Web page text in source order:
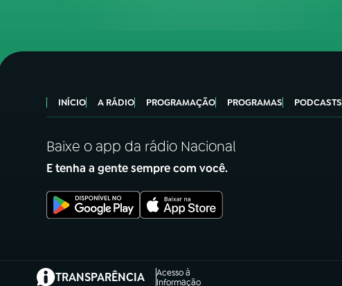
INÍCIO A RÁDIO PROGRAMAÇÃO PROGRAMAS PODCASTS
Baixe o app da rádio Nacional
E tenha a gente sempre com você.
TRANSPARÊNCIA
Acesso à
Informação